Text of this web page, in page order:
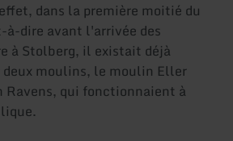
dans la première moitié du
à-dire avant l'arrivée des
à Stolberg, il existait déjà
deux moulins, le moulin Eller
qui fonctionnaient à